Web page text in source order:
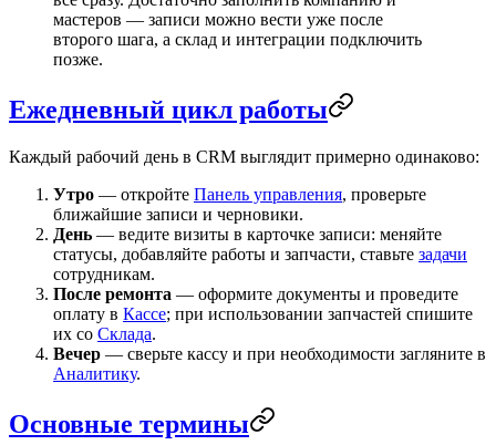
мастеров — записи можно вести уже после
второго шага, а склад и интеграции подключить
позже.
Ежедневный цикл работы
Каждый рабочий день в CRM выглядит примерно одинаково:
Утро — откройте Панель управления, проверьте
ближайшие записи и черновики.
День — ведите визиты в карточке записи: меняйте
статусы, добавляйте работы и запчасти, ставьте задачи
сотрудникам.
После ремонта — оформите документы и проведите
оплату в Кассе; при использовании запчастей спишите
их со Склада.
Вечер — сверьте кассу и при необходимости загляните в
Аналитику.
Основные термины